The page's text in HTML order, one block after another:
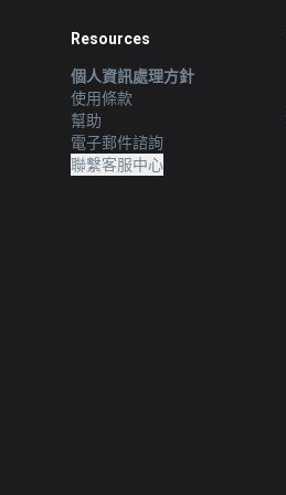
Resources
個人資訊處理方針
使用條款
幫助
電子郵件諮詢
聯繫客服中心